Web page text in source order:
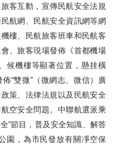
客互動，宣傳民航安全法規
航網、民航安全資訊網等網
樓、民航旅客班車和民航客
、旅客現場發佈《首都機場
候機樓等顯著位置，懸挂橫
“雙微”（微網志、微信）廣
策、法律法規以及民航安全
空安全問題。中聯航選派乘
”節目，普及安全知識、解答
園，為市民發放有關凈空保